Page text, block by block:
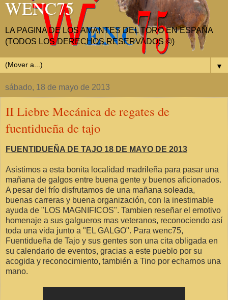
WENC75
LA PAGINA DE LOS AMANTES DEL TORO EN ESPAÑA
(TODOS LOS DERECHOS RESERVADOS ©)
▼
sábado, 18 de mayo de 2013
II Liebre Mecánica de regates de
fuentidueña de tajo
FUENTIDUEÑA DE TAJO 18 DE MAYO DE 2013
Asistimos a esta bonita localidad madrileña para pasar una
mañana de galgos entre buena gente y buenos aficionados.
A pesar del frío disfrutamos de una mañana soleada,
buenas carreras y buena organización, con la inestimable
ayuda de "LOS MAGNIFICOS". Tambien reseñar el emotivo
homenaje a sus galgueros mas veteranos, reconociendo así
toda una vida junto a "EL GALGO". Para wenc75,
Fuentidueña de Tajo y sus gentes son una cita obligada en
su calendario de eventos, gracias a este pueblo por su
acogida y reconocimiento, también a Tino por echarnos una
mano.